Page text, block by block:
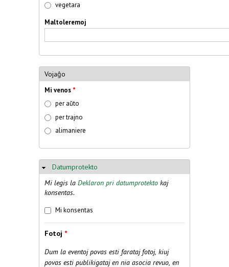
vegetara
Maltoleremoj
Vojaĝo
Mi venos *
per aŭto
per trajno
alimaniere
Ausblenden
Datumprotekto
Mi legis la Deklaron pri datumprotekto kaj
konsentas.
Konfirmo*
Mi konsentas
Fotoj *
Dum la eventoj povas esti farataj fotoj, kiuj
povas esti publikigataj en nia asocia revuo, en